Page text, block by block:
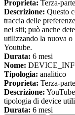
Proprieta: Terza-parte
Descrizione: Questo
traccia delle
nei siti; può anche
utilizzando la nuova o
Youtube.
Durata: 6 mesi
Nome:
Tipologia: analitico
Proprieta: Terza-parte
Descrizione:
tipologia di device
Durata: 6 mesi